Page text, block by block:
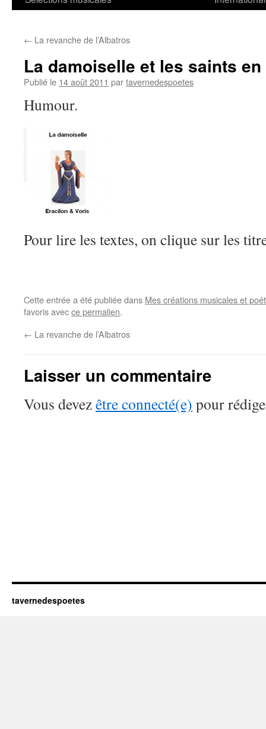
← La revanche de l’Albatros
La damoiselle et les saints
Publié le 14 août 2011 partavernedespoetes
Humour.
Pour lire les textes, on clique sur les
Cette entrée a été publiée dans Mes créations musicales et
favoris avecce permalien.
← La revanche de l’Albatros
Laisser un commentaire
Vous devezêtre connecté(e) pour
tavernedespoetes